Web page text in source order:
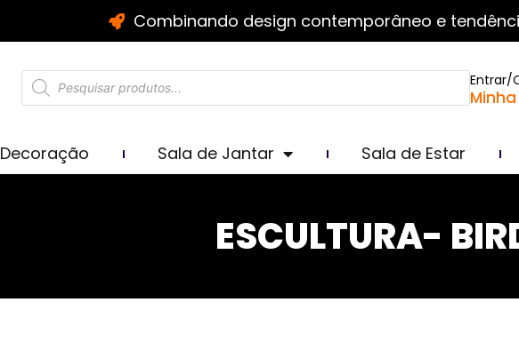
Combinando design contemporâneo e
Entrar/
Decoração Sala de Jantar Sala de Estar
ESCULTURA-